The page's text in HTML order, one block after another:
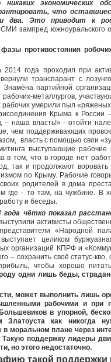
экономических
что
два. Это приводит к
зампред южноуральского
противостояния
2014 года проходил при
транспарант с
партийной
металлургов,
умерили пыл
Крыма к России
– наша власть!» - отойти
чем поддерживающих
власть с помощью свои
выступающие рабочие
в том, что в городе нет
так и продолжают
по Крыму. Рабочие
родителей в дома
где - то там, на чужбине. В
и беседы.
чётко показал
активисты
«Народной
целиком
организаций КПРФ и
– сохранить своё статус-
чтобы хорошо
одни лишь беды,
может выполнить лишь
рабочими и при
в упорной,
Златоуста как никогда
в моральном плане через
поддержку лидеры
но этого недостаточно.
такой